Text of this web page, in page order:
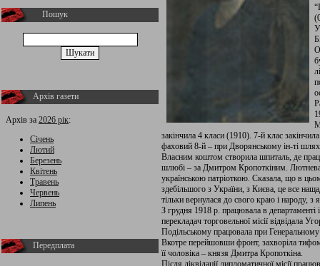
Пошук
Архів газети
Архів за 2026 рік:
Січень
Лютий
Березень
Квітень
Травень
Червень
Липень
Передплата
закінчила 4 класи (1910). 7-й клас
фаховий 8-й – при Дворянському ін-ті
Власним коштом створила шпиталь, де
шлюбі – за Дмитром Кропоткіним. Лютнева
українською патріоткою. Сказала, що в
здебільшого з України, з Києва, це все
тільки вернулася до свого краю і народу,
З грудня 1918 р. працювала в
перекладач торговельної місії
Подільському працювала при
Вкотре перейшовши фронт, захворіла
її чоловіка – князя Дмитра Кропоткіна.
Після ліквідації дипломатичної місії